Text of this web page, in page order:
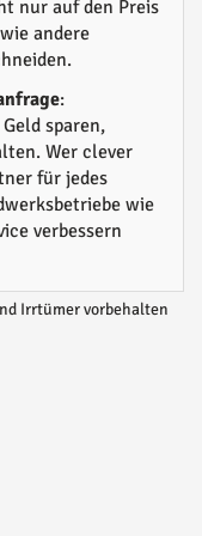
nur auf den Preis
andere
:
sparen,
Wer clever
für jedes
wie
verbessern
Irrtümer vorbehalten